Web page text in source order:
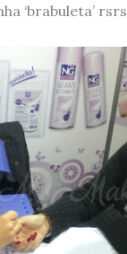
‘brabuleta’ rsrs